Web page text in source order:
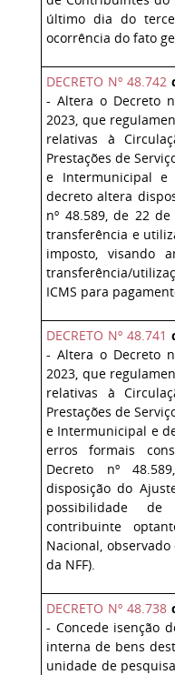
último dia do
ocorrência do fato
DECRETO Nº 48.742
- Altera o Decreto
2023, que
relativas à
Prestações de
e Intermunicipal e
decreto altera
nº 48.589, de 22
transferência e
imposto, visando
transferência/
ICMS para
DECRETO Nº 48.741
- Altera o Decreto
2023, que
relativas à
Prestações de
e Intermunicipal e
erros formais
Decreto nº
disposição do
possibilidade
contribuinte
Nacional,
da NFF).
DECRETO Nº 48.738
- Concede isenção
interna de bens
unidade de